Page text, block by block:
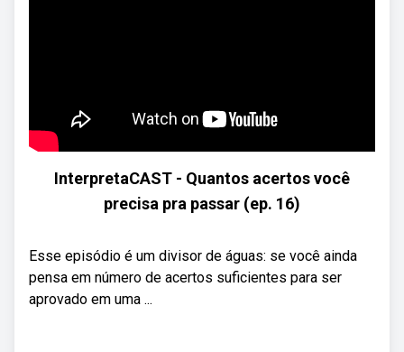
InterpretaCAST - Quantos acertos você
precisa pra passar (ep. 16)
Esse episódio é um divisor de águas: se você ainda
pensa em número de acertos suficientes para ser
aprovado em uma ...